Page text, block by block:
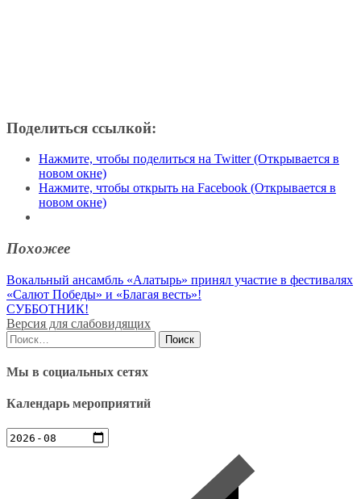
Поделиться ссылкой:
Нажмите, чтобы поделиться на Twitter (Открывается в
новом окне)
Нажмите, чтобы открыть на Facebook (Открывается в
новом окне)
Похожее
Навигация
по
записям
Вокальный ансамбль «Алатырь» принял участие в фестивалях
«Салют Победы» и «Благая весть»!
СУББОТНИК!
Версия для слабовидящих
Найти:
Мы в социальных сетях
Календарь мероприятий